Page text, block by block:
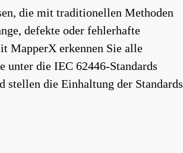
die mit traditionellen Methoden
defekte oder fehlerhafte
MapperX erkennen Sie alle
unter die IEC 62446-Standards
die Einhaltung der Standards